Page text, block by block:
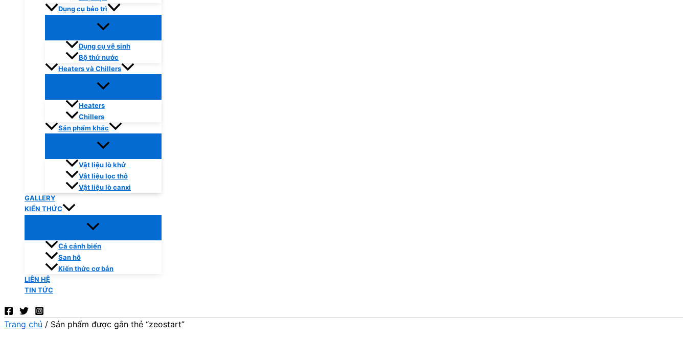
Dụng cụ bảo trì
Dụng cụ vệ sinh
Bộ thử nước
Heaters và Chillers
Heaters
Chillers
Sản phẩm khác
Vật liệu lò khử
Vật liệu lọc thô
Vật liệu lò canxi
GALLERY
KIẾN THỨC
Cá cảnh biển
San hô
Kiến thức cơ bản
LIÊN HỆ
TIN TỨC
Trang chủ / Sản phẩm được gắn thẻ “zeostart”